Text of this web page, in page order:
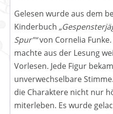
Gelesen wurde aus dem
Kinderbuch
Spur”“von Cornelia
machte aus der Lesung
Vorlesen. Jede Figur
unverwechselbare
die Charaktere nicht nur
miterleben. Es wurde